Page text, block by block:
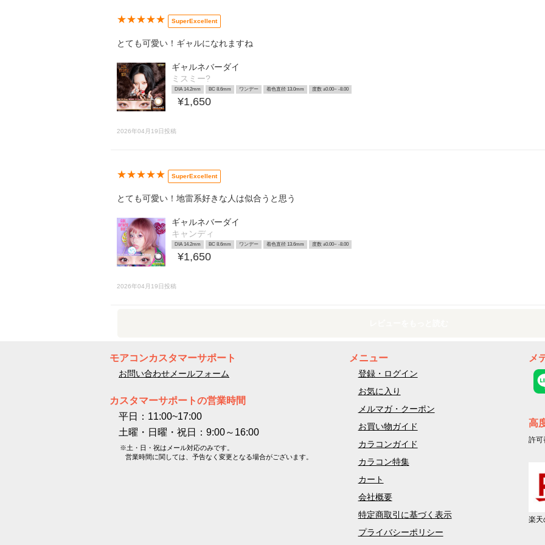
★★★★★ SuperExcellent
とても可愛い！ギャルになれますね
ギャルネバーダイ
ミスミー?
DIA 14.2mm BC 8.6mm ワンデー 着色直径 13.0mm 度数 ±0.00~ -8.00
¥1,650
2026年04月19日投稿
★★★★★ SuperExcellent
とても可愛い！地雷系好きな人は似合うと思う
ギャルネバーダイ
キャンディ
DIA 14.2mm BC 8.6mm ワンデー 着色直径 13.6mm 度数 ±0.00~ -8.00
¥1,650
2026年04月19日投稿
モアコンカスタマーサポート
お問い合わせメールフォーム
カスタマーサポートの営業時間
平日：11:00~17:00
土曜・日曜・祝日：9:00～16:00
※土・日・祝はメール対応のみです。
営業時間に関しては、予告なく変更となる場合がございます。
メニュー
登録・ログイン
お気に入り
メルマガ・クーポン
お買い物ガイド
カラコンガイド
カラコン特集
カート
会社概要
特定商取引に基づく表示
プライバシーポリシー
メ
高
許可
楽天